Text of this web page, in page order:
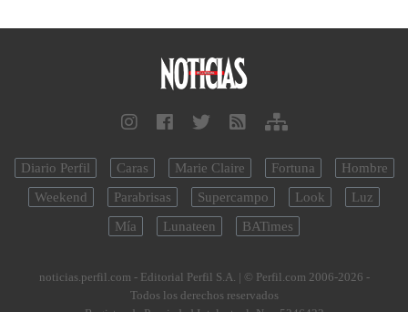
Diario Perfil Caras Marie Claire Fortuna
Hombre
Weekend
Parabrisas Supercampo Look
Luz
Mía
Lunateen BATimes
noticias.perfil.com - Editorial Perfil S.A. | © Perfil.com 2006-2026 -
Todos los derechos reservados